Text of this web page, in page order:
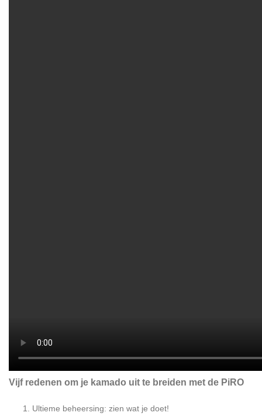
Vijf redenen om je kamado uit te breiden met de PiRO
Ultieme beheersing: zien wat je doet!